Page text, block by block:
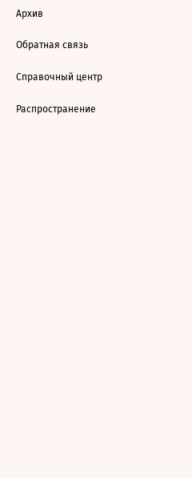
Архив
Обратная связь
Справочный центр
Распространение